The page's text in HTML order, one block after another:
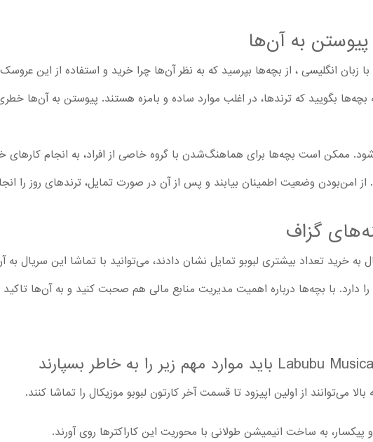
به آن‌ها
زبان انگلیسی ، از بچه‌ها بپرسید که به نظر آن‌ها چرا خرید و استفاده از این
بگویید که ترندها، در اغلب موارد ساده و بامزه هستند. پیوستن به آن‌ها خطری
ممکن است بچه‌ها برای هماهنگ‌شدن با گروه خاصی از افراد، به انجام کارهای
امن‌بودن وضعیت اطمینان بیابند و پس از آن در صورت تمایل، ترندهای روز را
گزاف
به خرید تعداد بیشتری لبوبو تمایل نشان دادند، می‌توانید با تماشا این سریال
دارد. با بچه‌ها درباره اهمیت مدیریت منابع مالی هم صحبت کنید و به آن‌ها تاکید
به ساخت انیمیشن طولانی با محوریت این کاراکترها روی آورند.